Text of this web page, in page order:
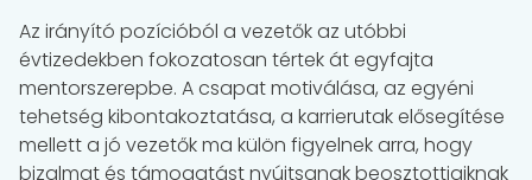
Az irányító pozícióból a vezetők az utóbbi
évtizedekben fokozatosan tértek át egyfajta
mentorszerepbe. A csapat motiválása, az egyéni
tehetség kibontakoztatása, a karrierutak elősegítése
mellett a jó vezetők ma külön figyelnek arra, hogy
bizalmat és támogatást nyújtsanak beosztottjaiknak